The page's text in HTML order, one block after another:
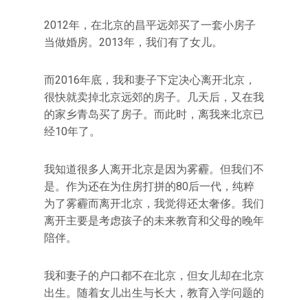
2012年，在北京的昌平远郊买了一套小房子
当做婚房。2013年，我们有了女儿。
而2016年底，我和妻子下定决心离开北京，
很快就卖掉北京远郊的房子。几天后，又在我
的家乡青岛买了房子。而此时，离我来北京已
经10年了。
我知道很多人离开北京是因为雾霾。但我们不
是。作为还在为住房打拼的80后一代，纯粹
为了雾霾而离开北京，我觉得还太奢侈。我们
离开主要是考虑孩子的未来教育和父母的晚年
陪伴。
我和妻子的户口都不在北京，但女儿却在北京
出生。随着女儿出生与长大，教育入学问题的